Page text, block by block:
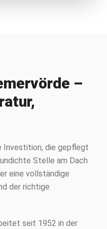
–
Investition, die gepflegt
Stelle am Dach
eine vollständige
der richtige
seit 1952 in der